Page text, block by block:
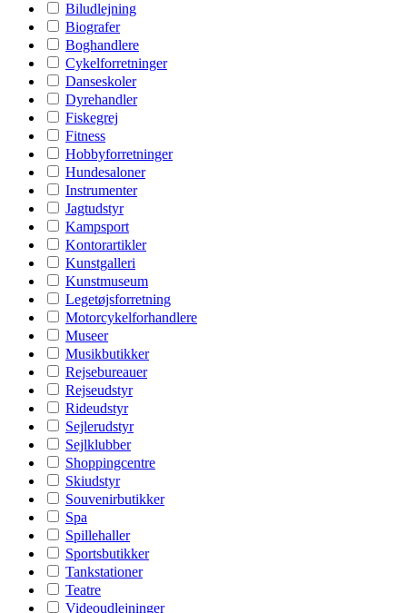
Biludlejning
Biografer
Boghandlere
Cykelforretninger
Danseskoler
Dyrehandler
Fiskegrej
Fitness
Hobbyforretninger
Hundesaloner
Instrumenter
Jagtudstyr
Kampsport
Kontorartikler
Kunstgalleri
Kunstmuseum
Legetøjsforretning
Motorcykelforhandlere
Museer
Musikbutikker
Rejsebureauer
Rejseudstyr
Rideudstyr
Sejlerudstyr
Sejlklubber
Shoppingcentre
Skiudstyr
Souvenirbutikker
Spa
Spillehaller
Sportsbutikker
Tankstationer
Teatre
Videoudlejninger